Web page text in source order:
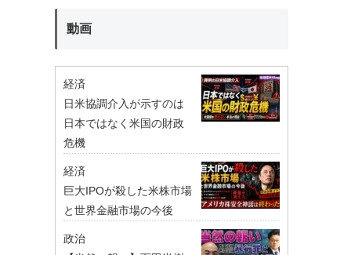
動画
経済
日米協調介入が示すのは
日本ではなく米国の財政
危機
経済
巨大IPOが殺した米株市場
と世界金融市場の今後
政治